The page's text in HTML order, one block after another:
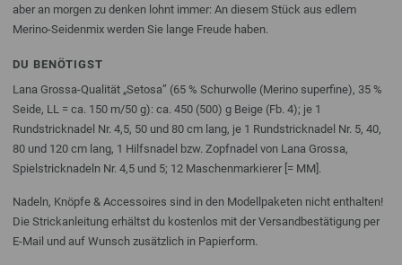
aber an morgen zu denken lohnt immer: An diesem Stück aus edlem
Merino-Seidenmix werden Sie lange Freude haben.
DU BENÖTIGST
Lana Grossa-Qualität „Setosa” (65 % Schurwolle (Merino superfine), 35 %
Seide, LL = ca. 150 m/50 g): ca. 450 (500) g Beige (Fb. 4); je 1
Rundstricknadel Nr. 4,5, 50 und 80 cm lang, je 1 Rundstricknadel Nr. 5, 40,
80 und 120 cm lang, 1 Hilfsnadel bzw. Zopfnadel von Lana Grossa,
Spielstricknadeln Nr. 4,5 und 5; 12 Maschenmarkierer [= MM].
Nadeln, Knöpfe & Accessoires sind in den Modellpaketen nicht enthalten!
Die Strickanleitung erhältst du kostenlos mit der Versandbestätigung per
E-Mail und auf Wunsch zusätzlich in Papierform.